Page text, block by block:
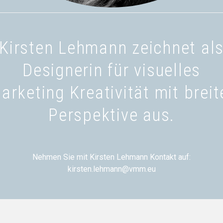
Lehmann zeichnet
Designerin für visuelles
Kreativität mit
Perspektive aus.
Nehmen Sie mit Kirsten Lehmann Kontakt auf:
kirsten.lehmann@vmm.eu